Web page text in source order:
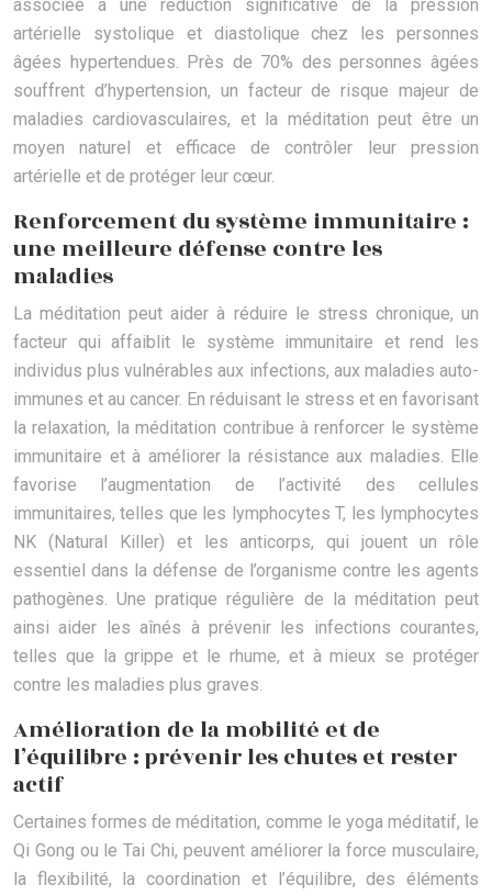
associée à une réduction significative de la pression
artérielle systolique et diastolique chez les personnes
âgées hypertendues. Près de 70% des personnes âgées
souffrent d’hypertension, un facteur de risque majeur de
maladies cardiovasculaires, et la méditation peut être un
moyen naturel et efficace de contrôler leur pression
artérielle et de protéger leur cœur.
Renforcement du système immunitaire :
une meilleure défense contre les
maladies
La méditation peut aider à réduire le stress chronique, un
facteur qui affaiblit le système immunitaire et rend les
individus plus vulnérables aux infections, aux maladies auto-
immunes et au cancer. En réduisant le stress et en favorisant
la relaxation, la méditation contribue à renforcer le système
immunitaire et à améliorer la résistance aux maladies. Elle
favorise l’augmentation de l’activité des cellules
immunitaires, telles que les lymphocytes T, les lymphocytes
NK (Natural Killer) et les anticorps, qui jouent un rôle
essentiel dans la défense de l’organisme contre les agents
pathogènes. Une pratique régulière de la méditation peut
ainsi aider les aînés à prévenir les infections courantes,
telles que la grippe et le rhume, et à mieux se protéger
contre les maladies plus graves.
Amélioration de la mobilité et de
l’équilibre : prévenir les chutes et rester
actif
Certaines formes de méditation, comme le yoga méditatif, le
Qi Gong ou le Tai Chi, peuvent améliorer la force musculaire,
la flexibilité, la coordination et l’équilibre, des éléments